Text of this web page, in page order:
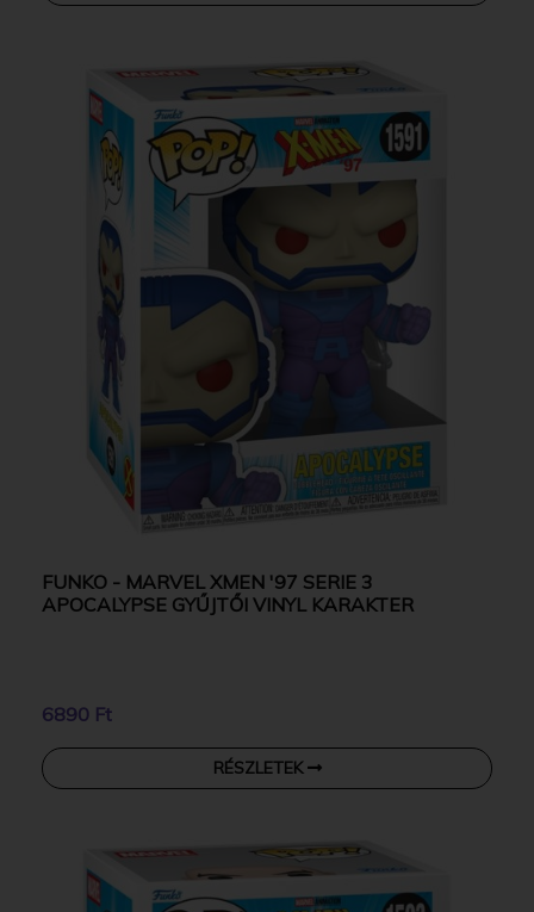
FUNKO - MARVEL XMEN '97 SERIE 3
APOCALYPSE GYŰJTŐI VINYL KARAKTER
6890 Ft
RÉSZLETEK